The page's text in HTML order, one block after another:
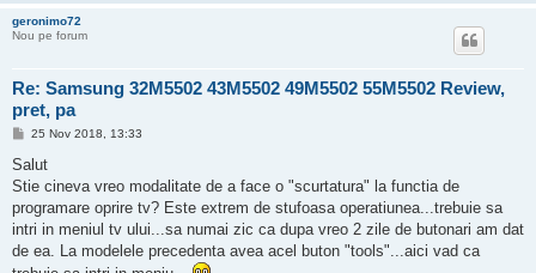
geronimo72
Nou pe forum
Re: Samsung 32M5502 43M5502 49M5502 55M5502 Review,
pret, pa
P
s
25 Nov 2018, 13:33
Salut
Stie cineva vreo modalitate de a face o "scurtatura" la functia de
programare oprire tv? Este extrem de stufoasa operatiunea...trebuie sa
intri in meniul tv ului...sa numai zic ca dupa vreo 2 zile de butonari am dat
de ea. La modelele precedenta avea acel buton "tools"...aici vad ca